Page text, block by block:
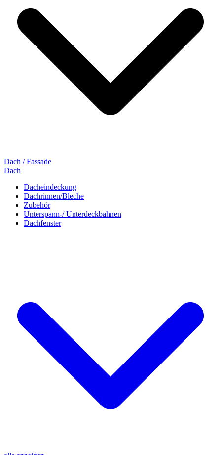
Dach / Fassade
Dach
Dacheindeckung
Dachrinnen/Bleche
Zubehör
Unterspann-/ Unterdeckbahnen
Dachfenster